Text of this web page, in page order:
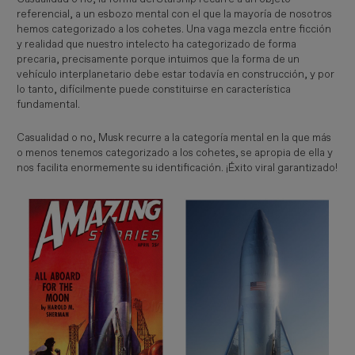
referencial, a un esbozo mental con el que la mayoría de nosotros
hemos categorizado a los cohetes. Una vaga mezcla entre ficción
y realidad que nuestro intelecto ha categorizado de forma
precaria, precisamente porque intuimos que la forma de un
vehículo interplanetario debe estar todavía en construcción, y por
lo tanto, difícilmente puede constituirse en característica
fundamental.
Casualidad o no, Musk recurre a la categoría mental en la que más
o menos tenemos categorizado a los cohetes, se apropia de ella y
nos facilita enormemente su identificación. ¡Éxito viral garantizado!